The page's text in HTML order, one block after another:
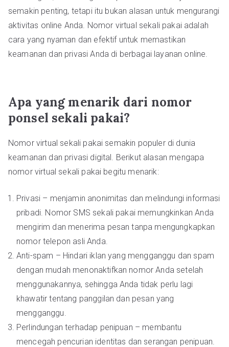
semakin penting, tetapi itu bukan alasan untuk mengurangi
aktivitas online Anda. Nomor virtual sekali pakai adalah
cara yang nyaman dan efektif untuk memastikan
keamanan dan privasi Anda di berbagai layanan online.
Apa yang menarik dari nomor
ponsel sekali pakai?
Nomor virtual sekali pakai semakin populer di dunia
keamanan dan privasi digital. Berikut alasan mengapa
nomor virtual sekali pakai begitu menarik:
Privasi – menjamin anonimitas dan melindungi informasi
pribadi. Nomor SMS sekali pakai memungkinkan Anda
mengirim dan menerima pesan tanpa mengungkapkan
nomor telepon asli Anda.
Anti-spam – Hindari iklan yang mengganggu dan spam
dengan mudah menonaktifkan nomor Anda setelah
menggunakannya, sehingga Anda tidak perlu lagi
khawatir tentang panggilan dan pesan yang
mengganggu.
Perlindungan terhadap penipuan – membantu
mencegah pencurian identitas dan serangan penipuan.